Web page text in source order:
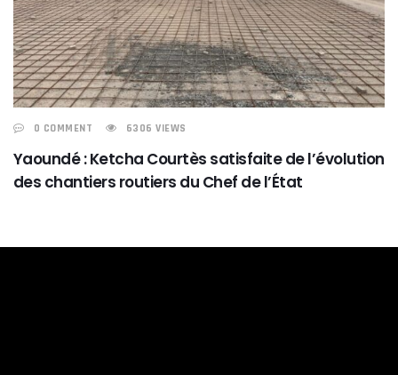
0 COMMENT 6306 VIEWS
Yaoundé : Ketcha Courtès satisfaite de l’évolution
des chantiers routiers du Chef de l’État